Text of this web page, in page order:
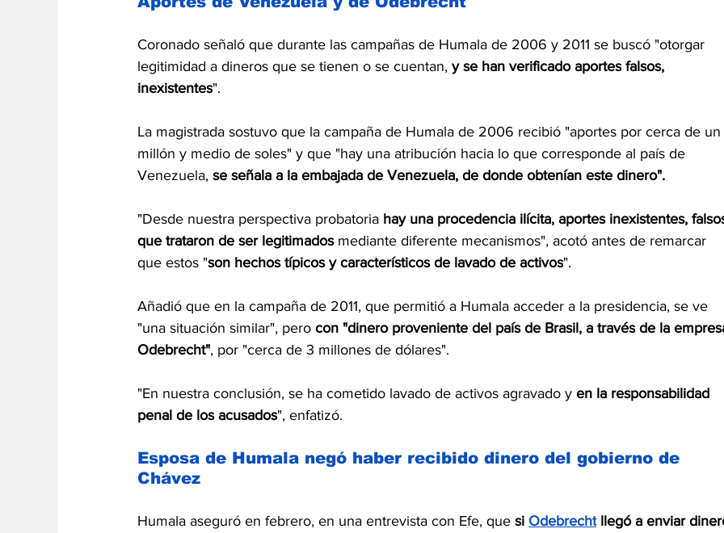
Coronado señaló que durante las campañas de Humala de 2006 y 2011 se buscó "otorgar
legitimidad a dineros que se tienen o se cuentan, y se han verificado aportes falsos,
inexistentes".
La magistrada sostuvo que la campaña de Humala de 2006 recibió "aportes por cerca de un
millón y medio de soles" y que "hay una atribución hacia lo que corresponde al país de
Venezuela, se señala a la embajada de Venezuela, de donde obtenían este dinero".
"Desde nuestra perspectiva probatoria hay una procedencia ilícita, aportes inexistentes,
que trataron de ser legitimados mediante diferente mecanismos", acotó antes de remarcar
que estos "son hechos típicos y característicos de lavado de activos".
Añadió que en la campaña de 2011, que permitió a Humala acceder a la presidencia, se ve
"una situación similar", pero con "dinero proveniente del país de Brasil, a través de la
Odebrecht", por "cerca de 3 millones de dólares".
"En nuestra conclusión, se ha cometido lavado de activos agravado y en la responsabilidad
penal de los acusados", enfatizó.
Esposa de Humala negó haber recibido dinero del gobierno de
Chávez
Humala aseguró en febrero, en una entrevista con Efe, que si Odebrecht llegó a enviar